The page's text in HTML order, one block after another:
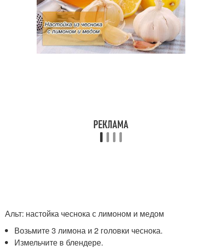
Альт: настойка чеснока с лимоном и медом
Возьмите 3 лимона и 2 головки чеснока.
Измельчите в блендере.